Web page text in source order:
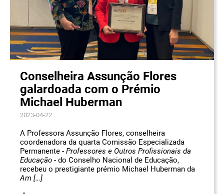
Conselheira Assunção Flores
galardoada com o Prémio
Michael Huberman
2023-04-22
A Professora Assunção Flores, conselheira
coordenadora da quarta Comissão Especializada
Permanente - Professores e Outros Profissionais da
Educação - do Conselho Nacional de Educação,
recebeu o prestigiante prémio Michael Huberman da
Am […]